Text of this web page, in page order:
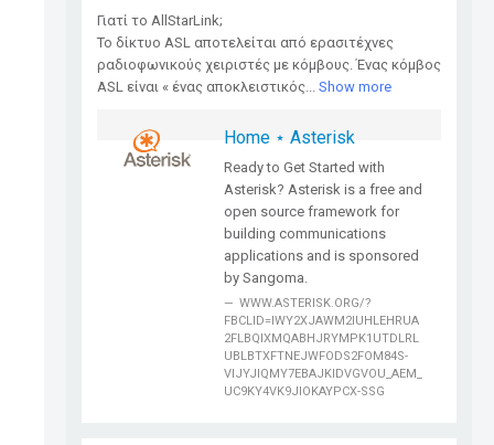
Γιατί το AllStarLink;
Το δίκτυο ASL αποτελείται από ερασιτέχνες
ραδιοφωνικούς χειριστές με κόμβους. Ένας κόμβος
ASL είναι « ένας αποκλειστικός...
Show more
Home ⋆ Asterisk
Ready to Get Started with
Asterisk? Asterisk is a free and
open source framework for
building communications
applications and is sponsored
by Sangoma.
WWW.ASTERISK.ORG/?
FBCLID=IWY2XJAWM2IUHLEHRUA
2FLBQIXMQABHJRYMPK1UTDLRL
UBLBTXFTNEJWFODS2FOM84S-
VIJYJIQMY7EBAJKIDVGVOU_AEM_
UC9KY4VK9JIOKAYPCX-SSG